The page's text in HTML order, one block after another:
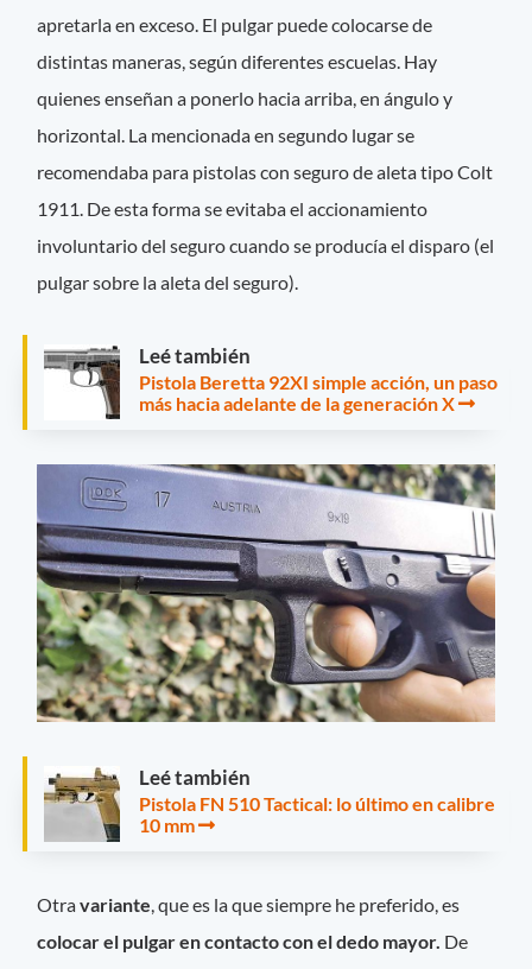
apretarla en exceso. El pulgar puede colocarse de
distintas maneras, según diferentes escuelas. Hay
quienes enseñan a ponerlo hacia arriba, en ángulo y
horizontal. La mencionada en segundo lugar se
recomendaba para pistolas con seguro de aleta tipo Colt
1911. De esta forma se evitaba el accionamiento
involuntario del seguro cuando se producía el disparo (el
pulgar sobre la aleta del seguro).
Leé también
Pistola Beretta 92XI simple acción, un paso
más hacia adelante de la generación X
Leé también
Pistola FN 510 Tactical: lo último en calibre
10 mm
Otravariante, que es la que siempre he preferido, es
colocar el pulgar en contacto con el dedo mayor. De